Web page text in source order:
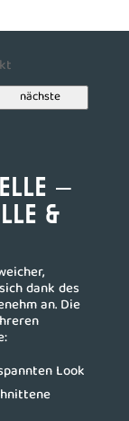
–
&
dank des
an. Die
Look